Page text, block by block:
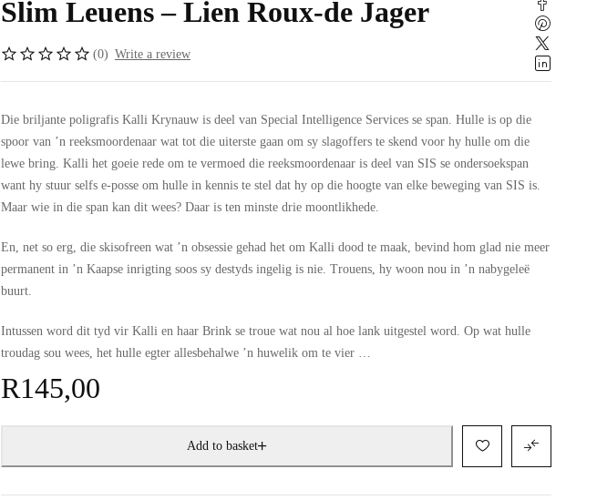
Slim Leuens – Lien Roux-de Jager
(0) Write a review
Die briljante poligrafis Kalli Krynauw is deel van Special Intelligence Services se span. Hulle is op die
spoor van ’n reeksmoordenaar wat tot die uiterste gaan om sy slagoffers te skend voor hy hulle om die
lewe bring. Kalli het goeie rede om te vermoed die reeksmoordenaar is deel van SIS se ondersoekspan
want hy stuur selfs e-posse om hulle in kennis te stel dat hy op die hoogte van elke beweging van SIS is.
Maar wie in die span kan dit wees? Daar is ten minste drie moontlikhede.
En, net so erg, die skisofreen wat ’n obsessie gehad het om Kalli dood te maak, bevind hom glad nie meer
permanent in ’n Kaapse inrigting soos sy destyds ingelig is nie. Trouens, hy woon nou in ’n nabygeleë
buurt.
Intussen word dit tyd vir Kalli en haar Brink se troue wat nou al hoe lank uitgestel word. Op wat hulle
troudag sou wees, het hulle egter allesbehalwe ’n huwelik om te vier …
R145,00
Add to basket